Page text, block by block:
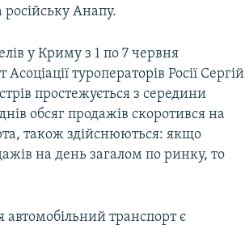
Анапу.
у Криму з 1 по 7 червня
туроператорів Росії Сергій
простежується з середини
обсяг продажів скоротився на
також здійснюються: якщо
на день загалом по ринку, то
автомобільний транспорт є